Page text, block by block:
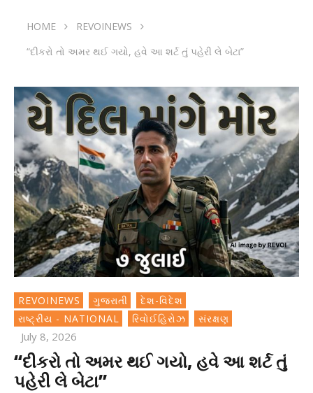
HOME
REVOINEWS
“દીકરો તો અમર થઈ ગયો, હવે આ શર્ટ તું પહેરી લે બેટા”
REVOINEWS ગુજરાતી
દેશ-વિદેશ
રાષ્ટ્રીય - NATIONAL
રિવોઈહિરોઝ સંરક્ષણ
July 8, 2026
“દીકરો તો અમર થઈ ગયો, હવે આ શર્ટ તું
પહેરી લે બેટા”